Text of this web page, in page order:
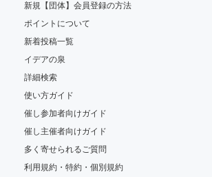
新規【団体】会員登録の方法
ポイントについて
新着投稿一覧
イデアの泉
詳細検索
使い方ガイド
催し参加者向けガイド
催し主催者向けガイド
多く寄せられるご質問
利用規約・特約・個別規約